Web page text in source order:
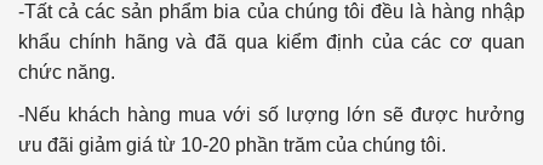
-Tất cả các sản phẩm bia của chúng tôi đều là hàng nhập
khẩu chính hãng và đã qua kiểm định của các cơ quan
chức năng.
-Nếu khách hàng mua với số lượng lớn sẽ được hưởng
ưu đãi giảm giá từ 10-20 phần trăm của chúng tôi.